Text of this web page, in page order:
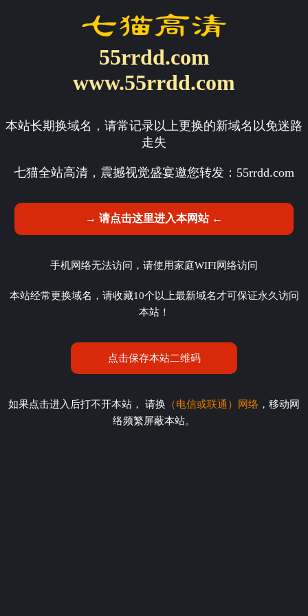
55rrdd.com
www.55rrdd.com
本站长期换域名，请常记录以上更换的新域名以免迷路
走失
七猫全站高清，震撼视觉盛宴邀您转发： 55rrdd.com
→ 请点击这里进入本网站 ←
手机网络无法访问，请使用家庭WIFI网络访问
本站经常更换域名，请收藏10个以上最新域名才可保证永久访问
本站！
点击保存本站二维码
如果点击进入后打不开本站， 请换 （电信或联通）网络 ，移动网
络频繁屏蔽本站。